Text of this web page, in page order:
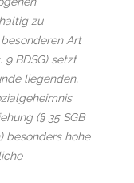
zu
Art
9 BDSG) setzt
liegenden,
(§ 35 SGB
besonders hohe